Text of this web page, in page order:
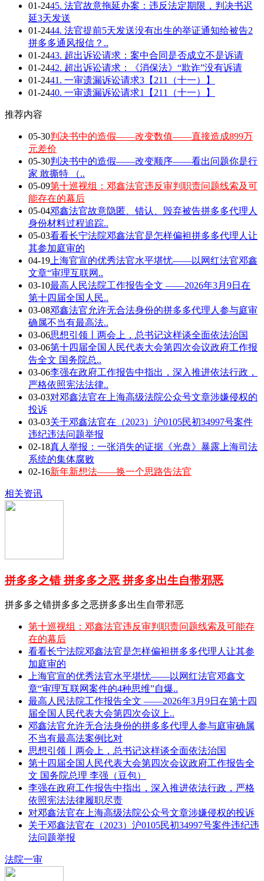
01-2445. 法官故意拖延办案：违反法定期限，判决书迟
延3天发送
01-2444. 法官提前5天发送没有出生的举证通知给被告2
拼多多通风报信？..
01-2443. 超出诉讼请求：案中合同是否成立不是诉请
01-2442. 超出诉讼请求：《消保法》“欺诈”没有诉请
01-2441. 一审遗漏诉讼请求3【211（十一）】
01-2440. 一审遗漏诉讼请求1【211（十一）】
推荐内容
05-30判决书中的造假——改变数值——直接造成899万
元差价
05-30判决书中的造假——改变顺序——看出问题你是行
家 敢撕特 （..
05-09第十巡视组：邓鑫法官违反审判职责问题线索及可
能存在的幕后
05-04邓鑫法官故意隐匿、错认、毁弃被告拼多多代理人
身份材料过程追踪..
05-03看看长宁法院邓鑫法官是怎样偏袒拼多多代理人让
其参加庭审的
04-19 上海官宣的优秀法官水平堪忧——以网红法官邓鑫
文章“审理互联网..
03-10最高人民法院工作报告全文 ——2026年3月9日在
第十四届全国人民..
03-08邓鑫法官允许无合法身份的拼多多代理人参与庭审
确属不当有最高法..
03-06思想引领丨两会上，总书记这样谈全面依法治国
03-06第十四届全国人民代表大会第四次会议政府工作报
告全文 国务院总..
03-06李强在政府工作报告中指出，深入推进依法行政，
严格依照宪法法律..
03-03对邓鑫法官在上海高级法院公众号文章涉嫌侵权的
投诉
03-03关于邓鑫法官在（2023）沪0105民初34997号案件
违纪违法问题举报
02-18真人举报：一张消失的证据《光盘》暴露上海司法
系统的集体腐败
02-16新年新想法——换一个思路告法官
相关资讯
拼多多之错 拼多多之恶 拼多多出生自带邪恶
拼多多之错拼多多之恶拼多多出生自带邪恶
第十巡视组：邓鑫法官违反审判职责问题线索及可能存
在的幕后
看看长宁法院邓鑫法官是怎样偏袒拼多多代理人让其参
加庭审的
上海官宣的优秀法官水平堪忧——以网红法官邓鑫文
章“审理互联网案件的4种思维”自爆..
最高人民法院工作报告全文 ——2026年3月9日在第十四
届全国人民代表大会第四次会议上..
邓鑫法官允许无合法身份的拼多多代理人参与庭审确属
不当有最高法案例比对
思想引领丨两会上，总书记这样谈全面依法治国
第十四届全国人民代表大会第四次会议政府工作报告全
文 国务院总理 李强（豆包）
李强在政府工作报告中指出，深入推进依法行政，严格
依照宪法法律履职尽责
对邓鑫法官在上海高级法院公众号文章涉嫌侵权的投诉
关于邓鑫法官在（2023）沪0105民初34997号案件违纪违
法问题举报
法院一审